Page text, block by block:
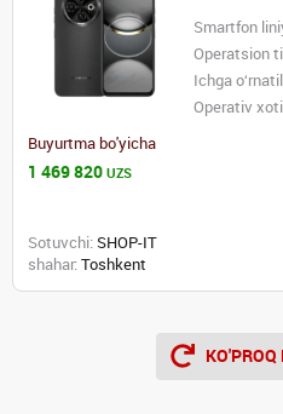
Smartfon
Operatsion
Ichga
Operativ
Buyurtma bo'yicha
1 469 820 UZS
Sotuvchi: SHOP-IT
shahar: Toshkent
KO'PROQ